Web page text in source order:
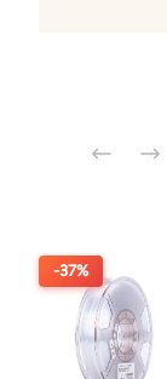
-37%